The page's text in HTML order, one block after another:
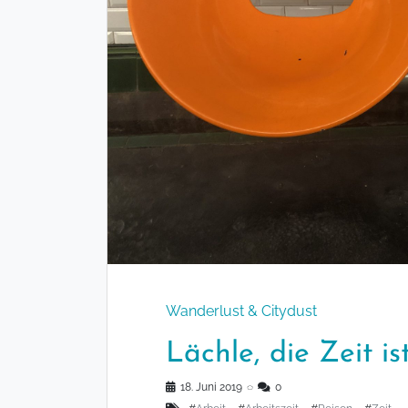
Wanderlust & Citydust
Lächle, die Zeit
18. Juni 2019 ◌
0